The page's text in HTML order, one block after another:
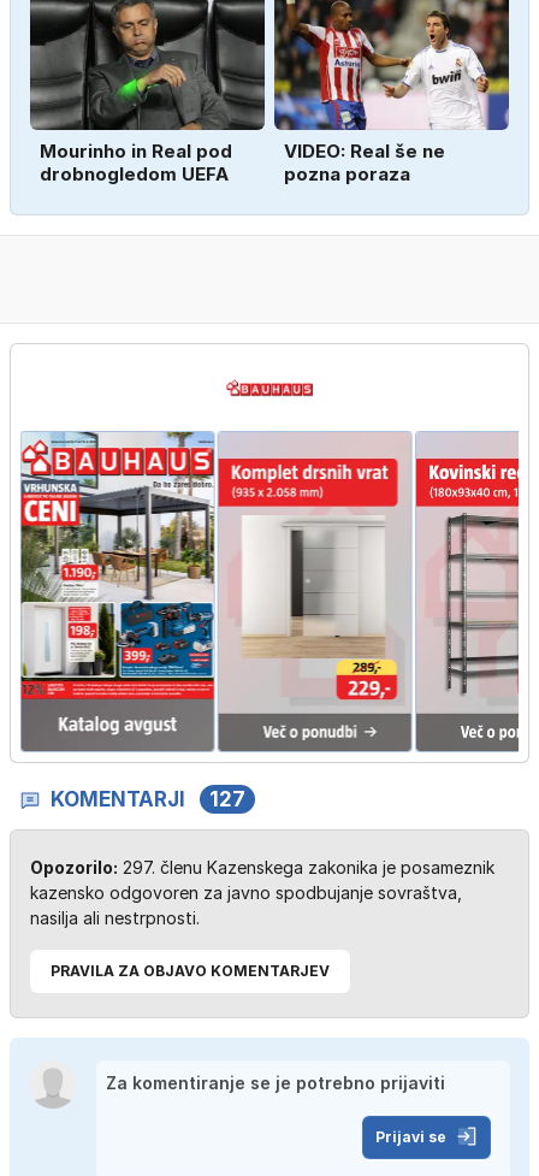
Mourinho in Real pod
drobnogledom UEFA
VIDEO: Real še ne
pozna poraza
KOMENTARJI 127
Opozorilo: 297. členu Kazenskega zakonika je posameznik
kazensko odgovoren za javno spodbujanje sovraštva,
nasilja ali nestrpnosti.
PRAVILA ZA OBJAVO KOMENTARJEV
Prijavi se